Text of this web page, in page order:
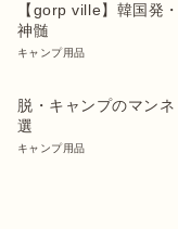
【gorp ville】韓国発
神髄
キャンプ用品
脱・キャンプのマン
選
キャンプ用品